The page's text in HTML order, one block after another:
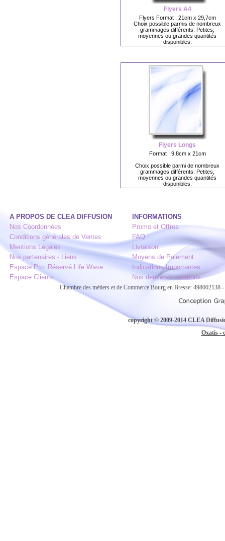
Flyers A4
Flyers Format : 21cm x 29,7cm
Choix possible parmis de nombreux
grammages différents. Petites,
moyennes ou grandes quantités
disponibles.
Flyers Longs
Format : 9,8cm x 21cm
Choix possible parmi de nombreux
grammages différents. Petites,
moyennes ou grandes quantités
disponibles.
A PROPOS DE CLEA DIFFUSION
INFORMATIONS
Nos Coordonnées
Promo et Offres
Conditions générales de Ventes
FAQ
Mentions Légales
Livraison
Nos partenaires - Liens
Moyens de Paiement
Espace Pro. Réservé Life Wave
Indications Importantes
Espace Clients
Nos dernières créations
Chambre des métiers et de Commerce Bourg en Bresse: 498002138
copyright © 2009-2014 CLEA
Oxatis -